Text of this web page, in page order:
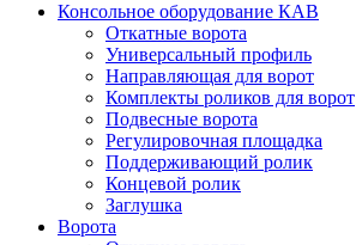
Консольное оборудование КАВ
Откатные ворота
Универсальный профиль
Направляющая для ворот
Комплекты роликов для ворот
Подвесные ворота
Регулировочная площадка
Поддерживающий ролик
Концевой ролик
Заглушка
Ворота